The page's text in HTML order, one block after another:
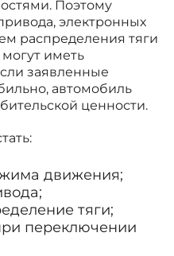
Поэтому
электронных
распределения тяги
иметь
заявленные
автомобиль
ценности.
движения;
тяги;
переключении